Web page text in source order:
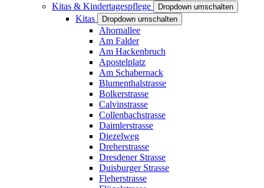
Kitas & Kindertagespflege Dropdown umschalten
Kitas Dropdown umschalten
Ahornallee
Am Falder
Am Hackenbruch
Apostelplatz
Am Schabernack
Blumenthalstrasse
Bolkerstrasse
Calvinstrasse
Collenbachstrasse
Daimlerstrasse
Diezelweg
Dreherstrasse
Dresdener Strasse
Duisburger Strasse
Fleherstrasse